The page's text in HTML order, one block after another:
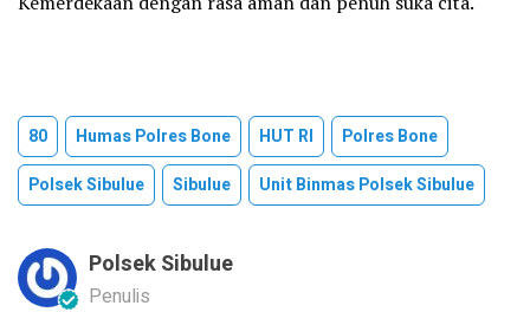
80 Humas Polres Bone HUT RI
Polres Bone
Polsek Sibulue
Sibulue Unit Binmas Polsek Sibulue
Polsek Sibulue
Penulis